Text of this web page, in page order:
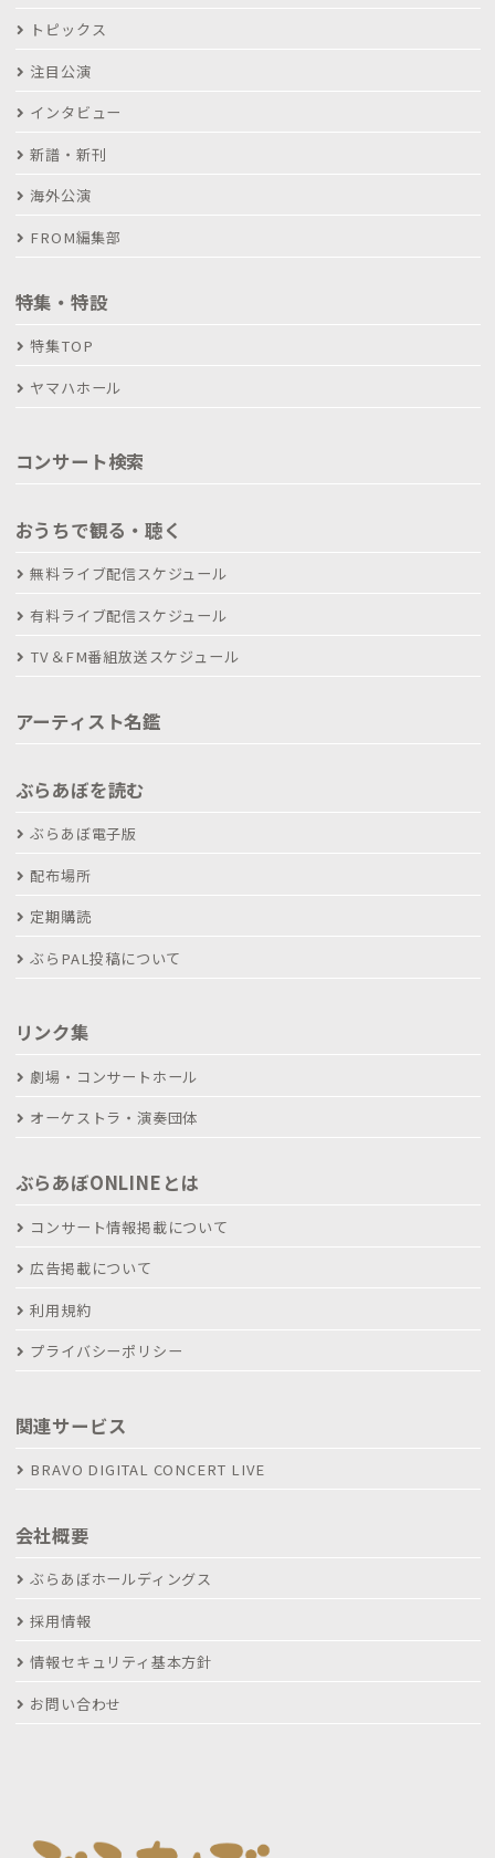
トピックス
注目公演
インタビュー
新譜・新刊
海外公演
FROM編集部
特集・特設
特集TOP
ヤマハホール
コンサート検索
おうちで観る・聴く
無料ライブ配信スケジュール
有料ライブ配信スケジュール
TV＆FM番組放送スケジュール
アーティスト名鑑
ぶらあぼを読む
ぶらあぼ電子版
配布場所
定期購読
ぶらPAL投稿について
リンク集
劇場・コンサートホール
オーケストラ・演奏団体
ぶらあぼONLINEとは
コンサート情報掲載について
広告掲載について
利用規約
プライバシーポリシー
関連サービス
BRAVO DIGITAL CONCERT LIVE
会社概要
ぶらあぼホールディングス
採用情報
情報セキュリティ基本方針
お問い合わせ